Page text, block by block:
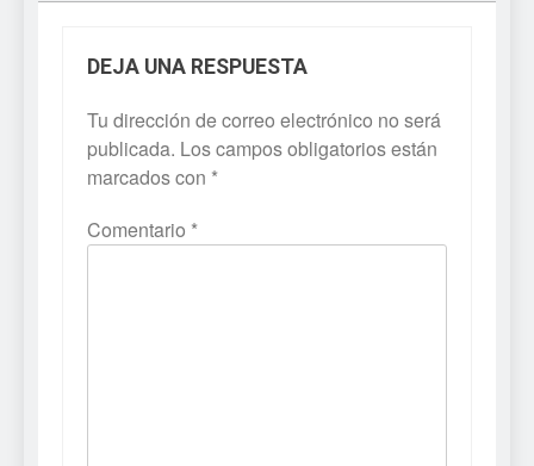
DEJA UNA RESPUESTA
Tu dirección de correo electrónico no será
publicada. Los campos obligatorios están
marcados con *
Comentario *